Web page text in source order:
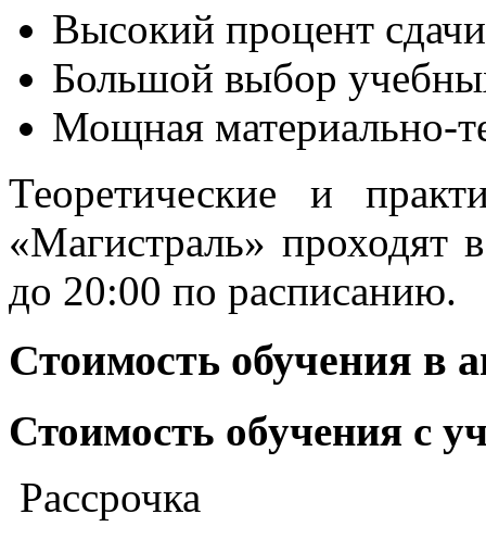
Высокий процент
Большой выбор
Мощная материально-
Теоретические и
«Магистраль»
до 20:00 по расписанию.
Стоимость обучения в
Стоимость обучения с
Рассрочка